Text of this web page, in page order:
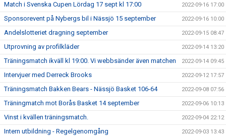
Match i Svenska Cupen Lördag 17 sept kl 17:00 2022-09-16 17:00
Sponsorevent på Nybergs bil i Nässjö 15 september 2022-09-16 10:00
Andelslotteriet dragning september 2022-09-15 08:47
Utprovning av profilkläder 2022-09-14 13:20
Träningsmatch ikväll kl 19:00. Vi webbsänder även matchen 2022-09-14 09:45
Intervjuer med Derreck Brooks 2022-09-12 17:57
Träningsmatch Bakken Bears - Nässjö Basket 106-64 2022-09-08 07:56
Träningmatch mot Borås Basket 14 september 2022-09-06 10:13
Vinst i kvällen träningsmatch. 2022-09-04 22:12
Intern utbildning - Regelgenomgång 2022-09-03 13:43